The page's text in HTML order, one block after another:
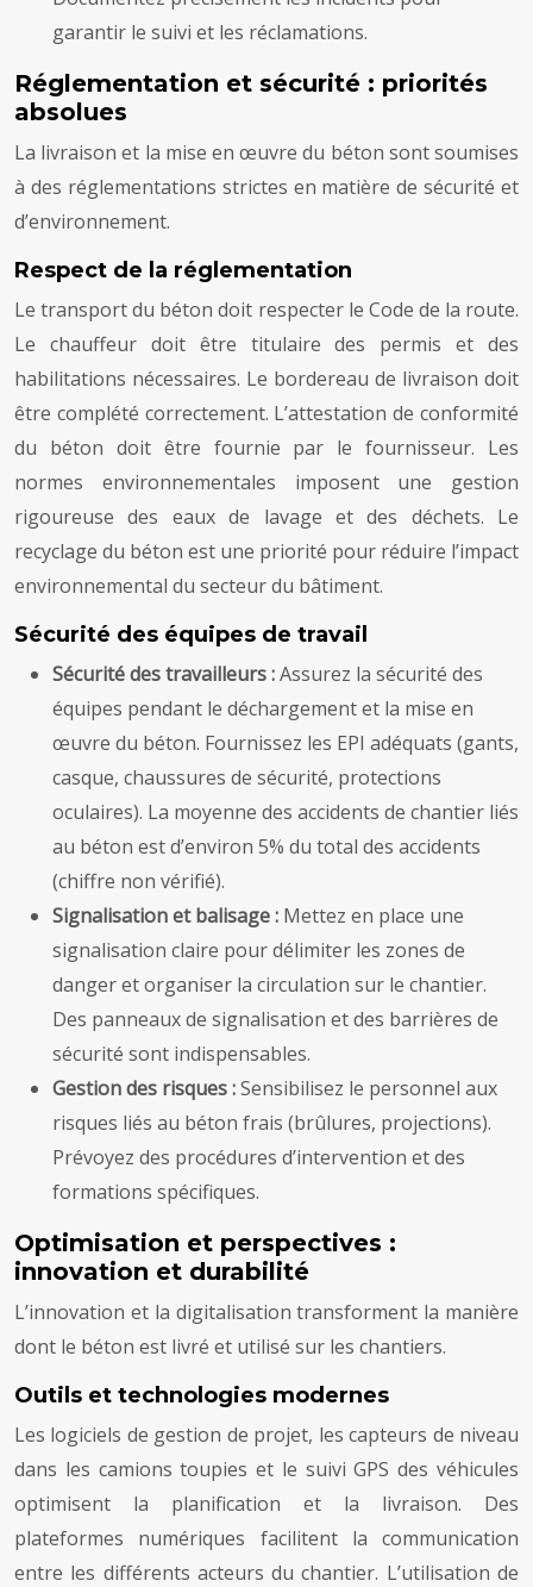
garantir le suivi et les réclamations.
Réglementation et sécurité : priorités
absolues
La livraison et la mise en œuvre du béton sont soumises
à des réglementations strictes en matière de sécurité et
d’environnement.
Respect de la réglementation
Le transport du béton doit respecter le Code de la route.
Le chauffeur doit être titulaire des permis et des
habilitations nécessaires. Le bordereau de livraison doit
être complété correctement. L’attestation de conformité
du béton doit être fournie par le fournisseur. Les
normes environnementales imposent une gestion
rigoureuse des eaux de lavage et des déchets. Le
recyclage du béton est une priorité pour réduire l’impact
environnemental du secteur du bâtiment.
Sécurité des équipes de travail
Sécurité des travailleurs :Assurez la sécurité des
équipes pendant le déchargement et la mise en
œuvre du béton. Fournissez les EPI adéquats (gants,
casque, chaussures de sécurité, protections
oculaires). La moyenne des accidents de chantier liés
au béton est d’environ 5% du total des accidents
(chiffre non vérifié).
Signalisation et balisage : Mettez en place une
signalisation claire pour délimiter les zones de
danger et organiser la circulation sur le chantier.
Des panneaux de signalisation et des barrières de
sécurité sont indispensables.
Gestion des risques :Sensibilisez le personnel aux
risques liés au béton frais (brûlures, projections).
Prévoyez des procédures d’intervention et des
formations spécifiques.
Optimisation et perspectives :
innovation et durabilité
L’innovation et la digitalisation transforment la manière
dont le béton est livré et utilisé sur les chantiers.
Outils et technologies modernes
Les logiciels de gestion de projet, les capteurs de niveau
dans les camions toupies et le suivi GPS des véhicules
optimisent la planification et la livraison. Des
plateformes numériques facilitent la communication
entre les différents acteurs du chantier. L’utilisation de